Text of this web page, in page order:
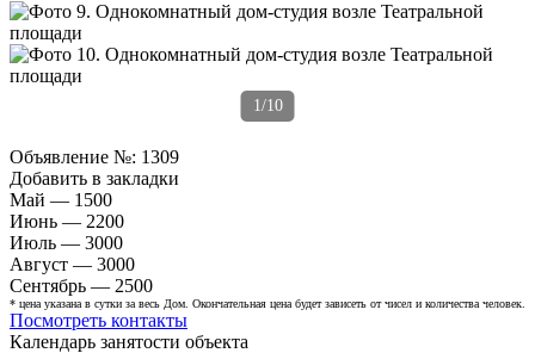
1/10
Объявление №: 1309
Добавить в закладки
Май — 1500
Июнь — 2200
Июль — 3000
Август — 3000
Сентябрь — 2500
* цена указана в сутки за весь Дом. Окончательная цена будет зависеть от чисел и количества человек.
Посмотреть контакты
Календарь занятости объекта